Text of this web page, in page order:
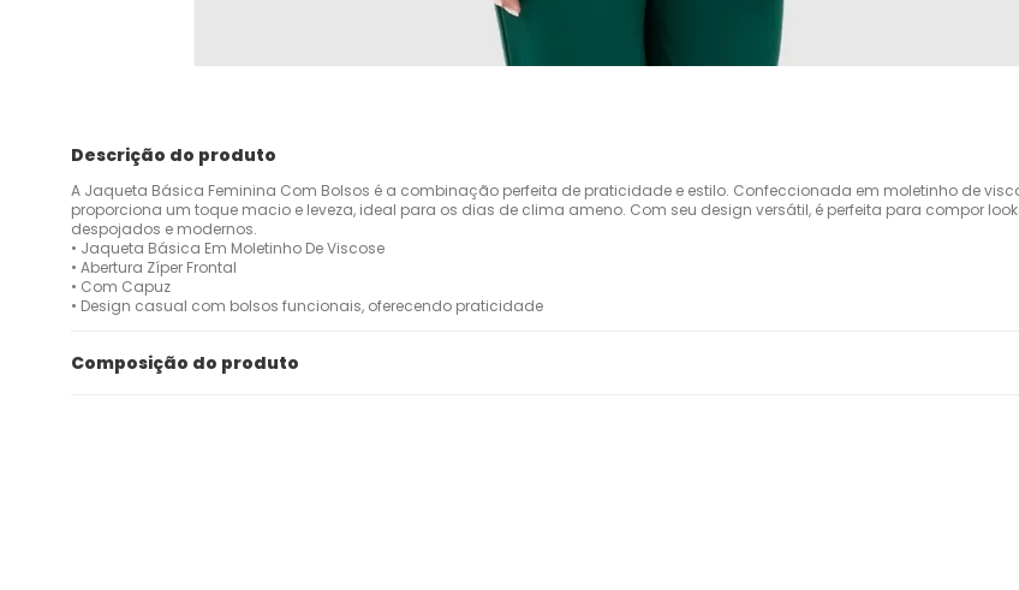
Descrição do produto
A Jaqueta Básica Feminina Com Bolsos é a combinação perfeita de praticidade e estilo. Confeccionada em moletinho de
proporciona um toque macio e leveza, ideal para os dias de clima ameno. Com seu design versátil, é perfeita para compor
despojados e modernos.
• Jaqueta Básica Em Moletinho De Viscose
• Abertura Zíper Frontal
• Com Capuz
• Design casual com bolsos funcionais, oferecendo praticidade
Composição do produto